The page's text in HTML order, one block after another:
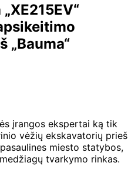
„Bauma“
įrangos ekspertai ką tik
vėžių ekskavatorių prieš
miesto statybos,
tvarkymo rinkas.